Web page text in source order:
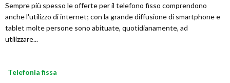
Sempre più spesso le offerte per il telefono fisso comprendono
anche l'utilizzo di internet; con la grande diffusione di smartphone e
tablet molte persone sono abituate, quotidianamente, ad
utilizzare...
Telefonia fissa